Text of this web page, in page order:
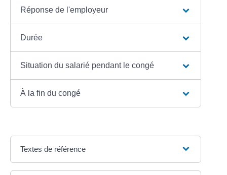
Réponse de l'employeur
Durée
Situation du salarié pendant le congé
À la fin du congé
Textes de référence